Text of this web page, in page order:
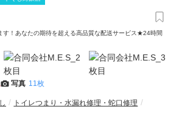
す！あなたの期待を超える高品質な配送サービス★24時間
写真 11枚
トイレつまり・水漏れ修理・蛇口修理